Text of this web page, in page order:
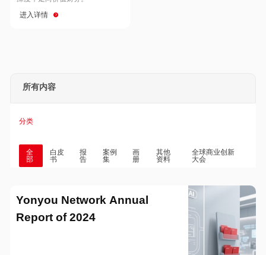
进入详情
所有内容
分类
全
部
白皮
书
报
告
案例
集
画
册
其他
资料
全球商业创新
大会
Yonyou Network Annual
Report of 2024